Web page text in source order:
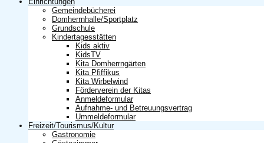
Gemeindebücherei
Domherrnhalle/Sportplatz
Grundschule
Kindertagesstätten
Kids aktiv
KidsTV
Kita Domherrngärten
Kita Pfiffikus
Kita Wirbelwind
Förderverein der Kitas
Anmeldeformular
Aufnahme- und Betreuungsvertrag
Ummeldeformular
Freizeit/Tourismus/Kultur
Gastronomie